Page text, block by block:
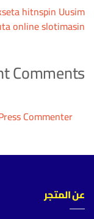
hitnspin Uusim
online slotimasin
Comments
Commenter
عن المتجر